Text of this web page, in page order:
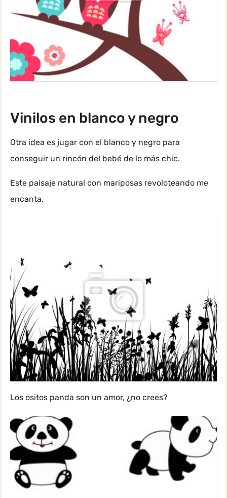
Vinilos en blanco y negro
Otra idea es jugar con el blanco y negro para
conseguir un rincón del bebé de lo más chic.
Este paisaje natural con mariposas revoloteando me
encanta.
Los ositos panda son un amor, ¿no crees?